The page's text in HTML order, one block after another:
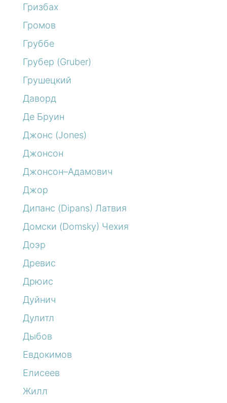
Гризбах
Громов
Груббе
Грубер (Gruber)
Грушецкий
Даворд
Де Бруин
Джонс (Jones)
Джонсон
Джонсон–Адамович
Джор
Дипанс (Dipans) Латвия
Домски (Domsky) Чехия
Доэр
Древис
Дрюис
Дуйнич
Дулитл
Дыбов
Евдокимов
Елисеев
Жилл